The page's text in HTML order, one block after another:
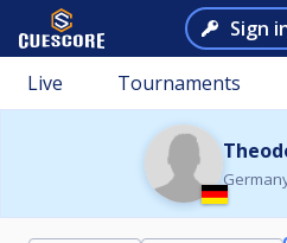
Sign
Live Tournaments